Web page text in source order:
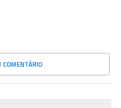
COMENTÁRIO